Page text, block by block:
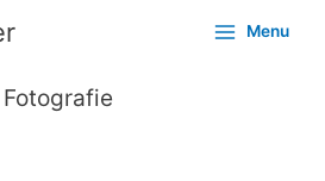
Menu
Fotografie